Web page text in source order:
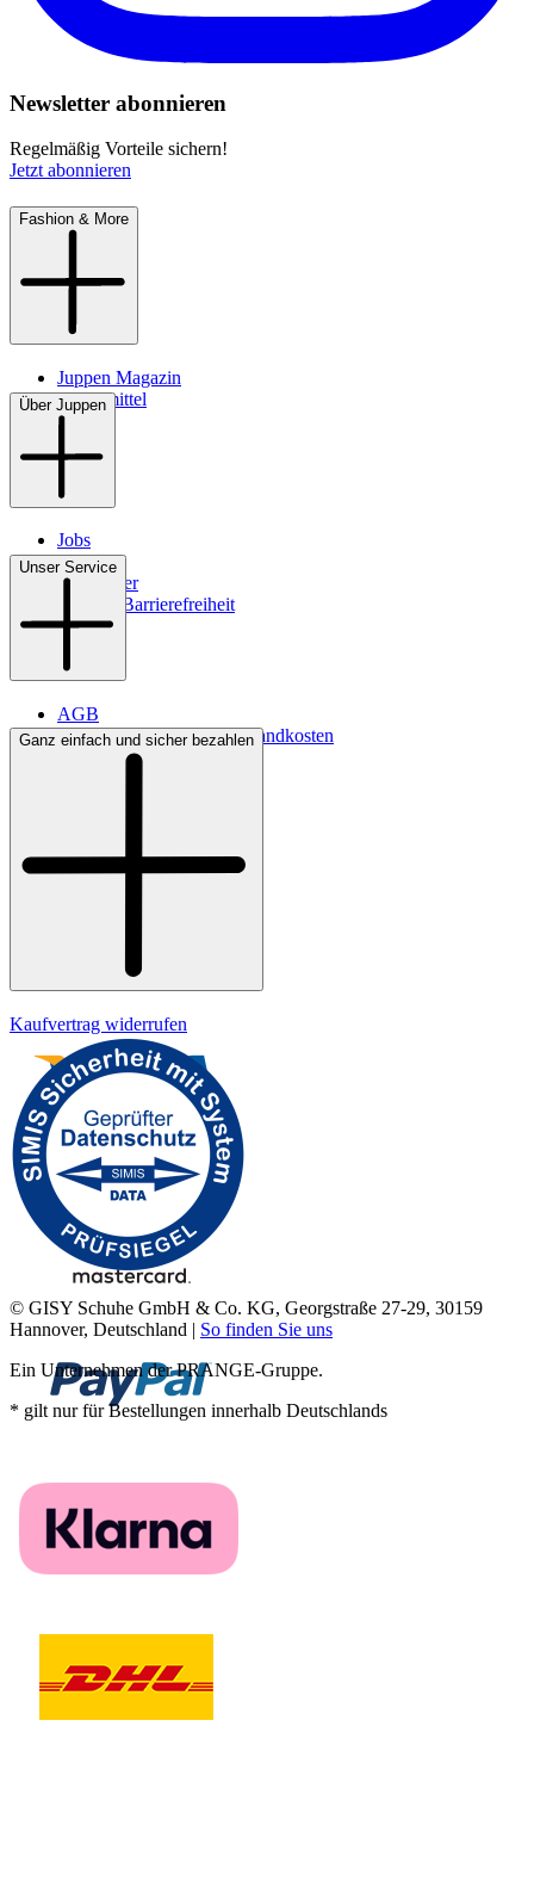
Newsletter abonnieren
Regelmäßig Vorteile sichern!
Jetzt abonnieren
Fashion & More
Juppen Magazin
Pflegemittel
Über Juppen
Jobs
Filialen
Newsletter
Digitale Barrierefreiheit
Unser Service
AGB
Lieferbedingungen & Versandkosten
Bezahlung
Ganz einfach und sicher bezahlen
Kaufvertrag widerrufen
© GISY Schuhe GmbH & Co. KG, Georgstraße 27-29, 30159
Hannover, Deutschland | So finden Sie uns
Ein Unternehmen der PRANGE-Gruppe.
* gilt nur für Bestellungen innerhalb Deutschlands